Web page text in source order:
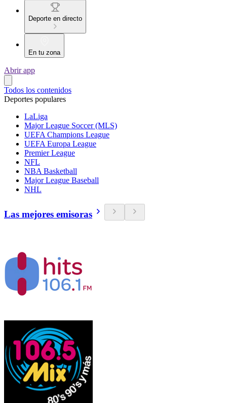
Deporte en directo
En tu zona
Abrir app
Todos los contenidos
Deportes populares
LaLiga
Major League Soccer (MLS)
UEFA Champions League
UEFA Europa League
Premier League
NFL
NBA Basketball
Major League Baseball
NHL
Las mejores emisoras